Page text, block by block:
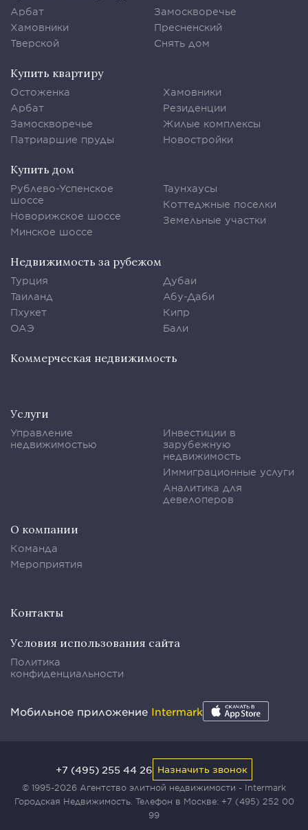
Арбат
Хамовники
Тверской
Замоскворечье
Пресненский
Снять дом
Купить квартиру
Остоженка
Арбат
Замоскворечье
Патриаршие пруды
Хамовники
Резиденции
Жилые комплексы
Новостройки
Купить дом
Рублево-Успенское
шоссе
Новорижское шоссе
Минское шоссе
Таунхаусы
Коттеджные поселки
Земельные участки
Недвижимость за рубежом
Турция
Таиланд
Пхукет
ОАЭ
Дубаи
Абу-Даби
Кипр
Бали
Коммерческая недвижимость
Услуги
Управление
недвижимостью
Инвестиции в
зарубежную
недвижимость
Иммиграционные услуги
Аналитика для
девелоперов
О компании
Команда
Мероприятия
Контакты
Условия использования сайта
Политика
конфиденциальности
Мобильное приложение Intermark
© 1995-2026 Агентство элитной недвижимости - Intermark
Городская Недвижимость. Телефон в Москве: +7 (495) 252 00
99
+7 (495) 255 44 26 Назначить звонок